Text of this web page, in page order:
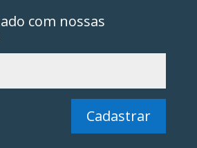
com nossas
Cadastrar